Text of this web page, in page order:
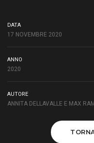
DATA
17 NOVEMBRE 2020
ANNO
2020
AUTORE
ANNITA DELLAVALLE E MAX